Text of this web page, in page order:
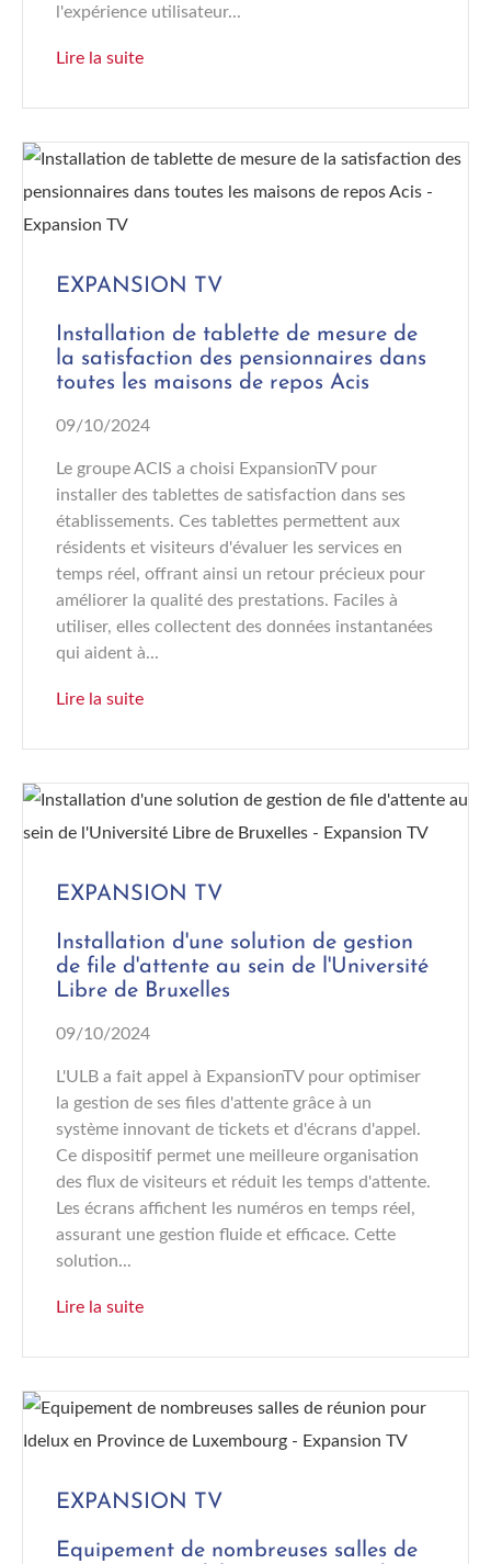
l'expérience utilisateur...
Lire la suite
EXPANSION TV
Installation de tablette de mesure de
la satisfaction des pensionnaires dans
toutes les maisons de repos Acis
09/10/2024
Le groupe ACIS a choisi ExpansionTV pour
installer des tablettes de satisfaction dans ses
établissements. Ces tablettes permettent aux
résidents et visiteurs d'évaluer les services en
temps réel, offrant ainsi un retour précieux pour
améliorer la qualité des prestations. Faciles à
utiliser, elles collectent des données instantanées
qui aident à...
Lire la suite
EXPANSION TV
Installation d'une solution de gestion
de file d'attente au sein de l'Université
Libre de Bruxelles
09/10/2024
L'ULB a fait appel à ExpansionTV pour optimiser
la gestion de ses files d'attente grâce à un
système innovant de tickets et d'écrans d'appel.
Ce dispositif permet une meilleure organisation
des flux de visiteurs et réduit les temps d'attente.
Les écrans affichent les numéros en temps réel,
assurant une gestion fluide et efficace. Cette
solution...
Lire la suite
EXPANSION TV
Equipement de nombreuses salles de